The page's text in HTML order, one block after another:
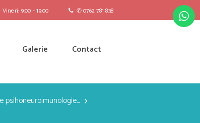
✆ 0762 781 838
9:00 - 19:00
Galerie Contact